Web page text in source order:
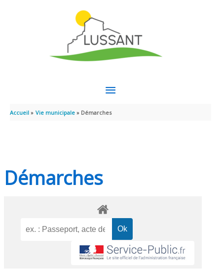
MENU
PRINCIPAL
Accueil Vie municipale Démarches
Démarches